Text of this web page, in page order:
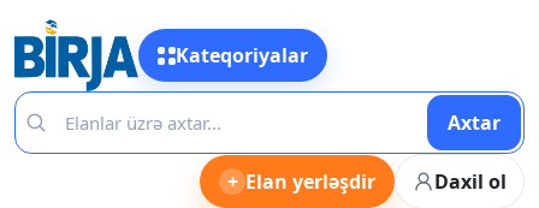
Kateqoriyalar
Axtar
+ Elan yerləşdir Daxil ol